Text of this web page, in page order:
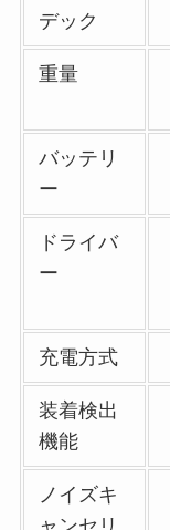
デック
重量
バッテリ
ー
ドライバ
ー
充電方式
装着検出
機能
ノイズキ
ャンセリ